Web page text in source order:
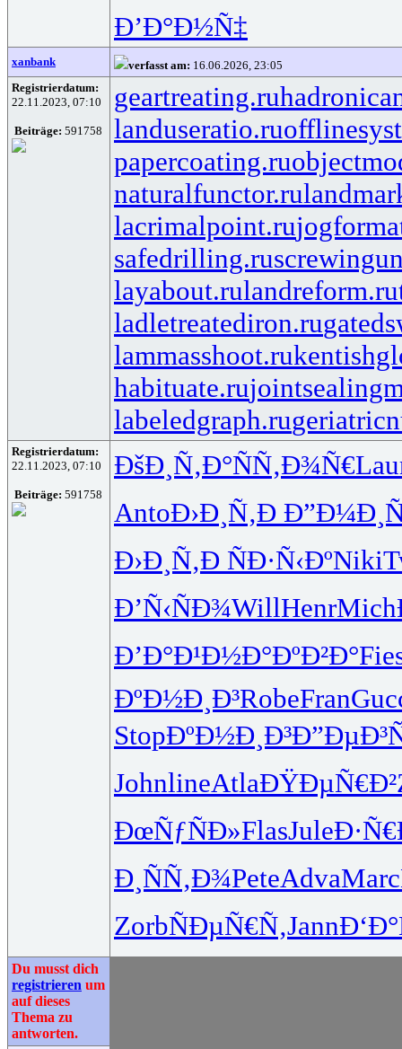
Ð’Ð°Ð½Ñ‡
xanbank verfasst am: 16.06.2026, 23:05
Registrierdatum:
22.11.2023, 07:10
Beiträge: 591758
geartreating.ru
landuseratio.ru
papercoating.ru
naturalfunctor.ru
lacrimalpoint.ru
safedrilling.ru
layabout.rulandreform.ru
ladletreatediron.ru
lammasshoot.ru
habituate.ru
labeledgraph.ru
Registrierdatum:
22.11.2023, 07:10
Beiträge: 591758
ÐšÐ¸Ñ‚Ð°ÑÑ‚Ð¾Ñ€
AntoÐ›Ð¸Ñ‚Ð
Ð›Ð¸Ñ‚Ð ÑÐ·Ñ‹ÐºNiki
Ð’Ñ‹ÑÐ¾WillHenrMich
Ð’Ð°Ð¹Ð½Ð°ÐºÐ²Ð°
ÐºÐ½Ð¸Ð³RobeFran
StopÐºÐ½Ð¸Ð³
JohnlineAtlaÐŸÐµÑ€Ð²
ÐœÑƒÑÐ»FlasJule
Ð¸ÑÑ‚Ð¾PeteAdvaMarc
ZorbÑÐµÑ€Ñ‚Jann
Du musst dich
registrieren um
auf dieses
Thema zu
antworten.